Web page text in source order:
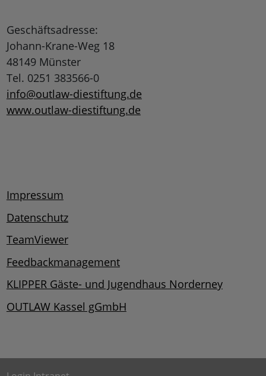
Geschäftsadresse:
Johann-Krane-Weg 18
48149 Münster
Tel. 0251 383566-0
info@outlaw-diestiftung.de
www.outlaw-diestiftung.de
Impressum
Datenschutz
TeamViewer
Feedbackmanagement
KLIPPER Gäste- und Jugendhaus Norderney
OUTLAW Kassel gGmbH